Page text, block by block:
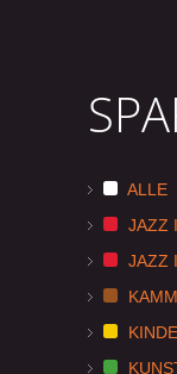
ALLE
JAZZ
JAZZ